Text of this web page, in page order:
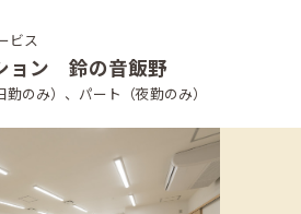
ビス
ョン 鈴の音飯野
のみ）、パート（夜勤のみ）